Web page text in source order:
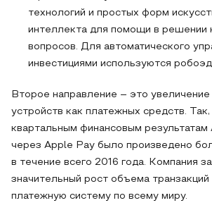
технологий и простых форм
интеллекта для помощи в решении
вопросов. Для автоматического
инвестициями используются
Второе направление – это
устройств как платежных средств. Так,
квартальным финансовым результатам
через Apple Pay было произведено
в течение всего 2016 года. Компания
значительный рост объема
платежную систему по всему миру.